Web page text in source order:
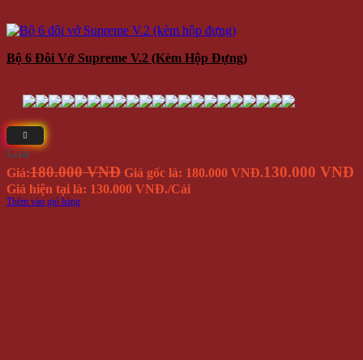
Bộ 6 Đôi Vớ Supreme V.2 (kèm Hộp Đựng)
Giá
Giá:180.000 VNĐ Giá gốc là: 180.000 VNĐ.130.000 VNĐ
Giá hiện tại là: 130.000 VNĐ./Cái
Thêm vào giỏ hàng